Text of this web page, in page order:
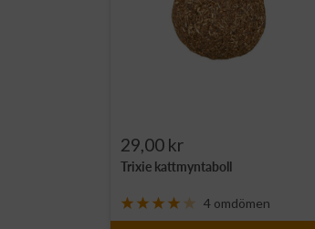
Rea-
pris
29,00 kr
Trixie kattmyntaboll
4 omdömen